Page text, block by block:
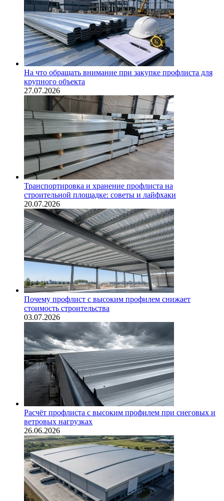
На что обращать внимание при закупке профлиста для
крупного объекта
27.07.2026
Транспортировка и хранение профлиста на
строительной площадке: советы и лайфхаки
20.07.2026
Почему профлист с высоким профилем снижает
стоимость строительства
03.07.2026
Расчёт профлиста с высоким профилем при снеговых и
ветровых нагрузках
26.06.2026